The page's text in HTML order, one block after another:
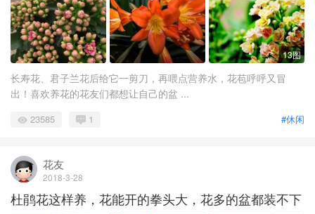
13图
长寿花、君子兰花后给它一剪刀，再喂点营养水，花苞呼呼又冒
出！喜欢养花的花友们都想让自己的盆 ...
#休闲
23585 1
花友
2018-3-28
杜鹃花这样养，花能开的拳头大，花多的盆都装不下